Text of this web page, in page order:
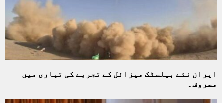
ایران نئے بیلسٹک میزائل کے تجربے کی تیاری میں
مصروف۔